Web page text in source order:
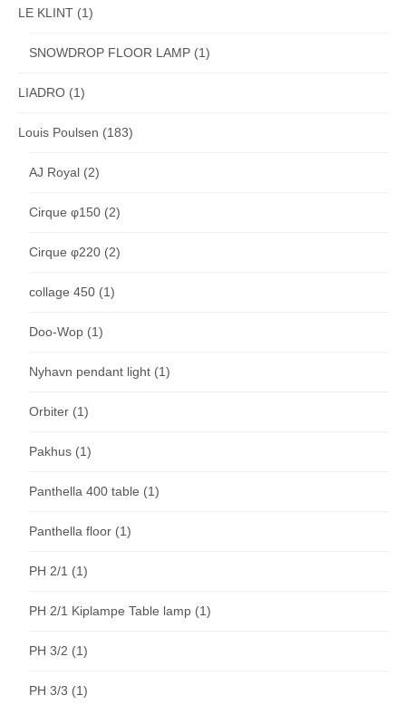
LE KLINT (1)
SNOWDROP FLOOR LAMP (1)
LIADRO (1)
Louis Poulsen (183)
AJ Royal (2)
Cirque φ150 (2)
Cirque φ220 (2)
collage 450 (1)
Doo-Wop (1)
Nyhavn pendant light (1)
Orbiter (1)
Pakhus (1)
Panthella 400 table (1)
Panthella floor (1)
PH 2/1 (1)
PH 2/1 Kiplampe Table lamp (1)
PH 3/2 (1)
PH 3/3 (1)